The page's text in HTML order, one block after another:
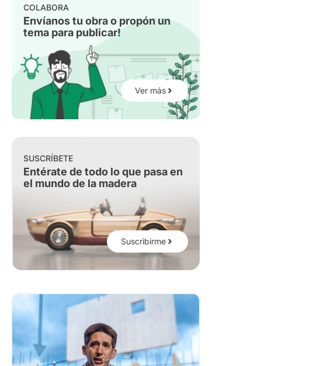
COLABORA
Envíanos tu obra o propón un
tema para publicar!
Ver más
SUSCRÍBETE
Entérate de todo lo que pasa en
el mundo de la madera
Suscribirme